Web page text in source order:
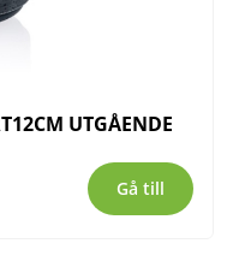
UTGÅENDE
Gå till